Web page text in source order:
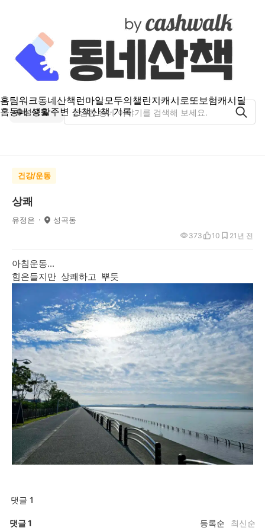
홈팀워크동네산책런마일모두의챌린지캐시로또보험캐시딜
홈동네 생활주변 산책산책 기록
성곡동
건강/운동
상쾌
유정은 성곡동
1년 전
373 10 2
아침운동...
힘은들지만 상쾌하고 뿌듯
댓글 1
댓글1 등록순 최신순